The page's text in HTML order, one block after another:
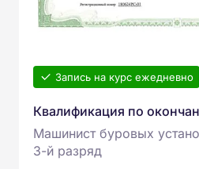
Запись на курс ежедневно
Квалификация по
Машинист буровых
3-й разряд